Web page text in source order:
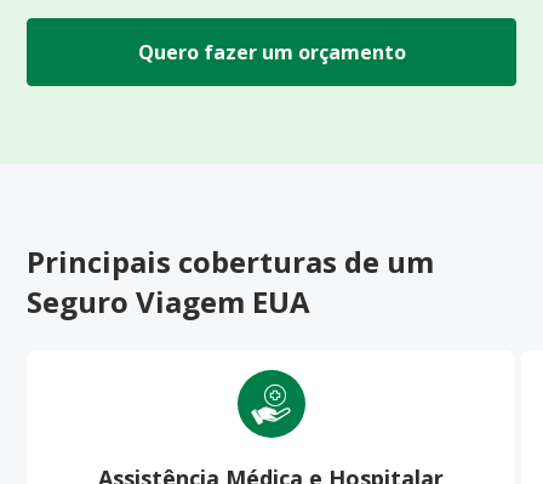
Quero fazer um orçamento
Principais coberturas de um
Seguro Viagem EUA
Assistência Médica e Hospitalar